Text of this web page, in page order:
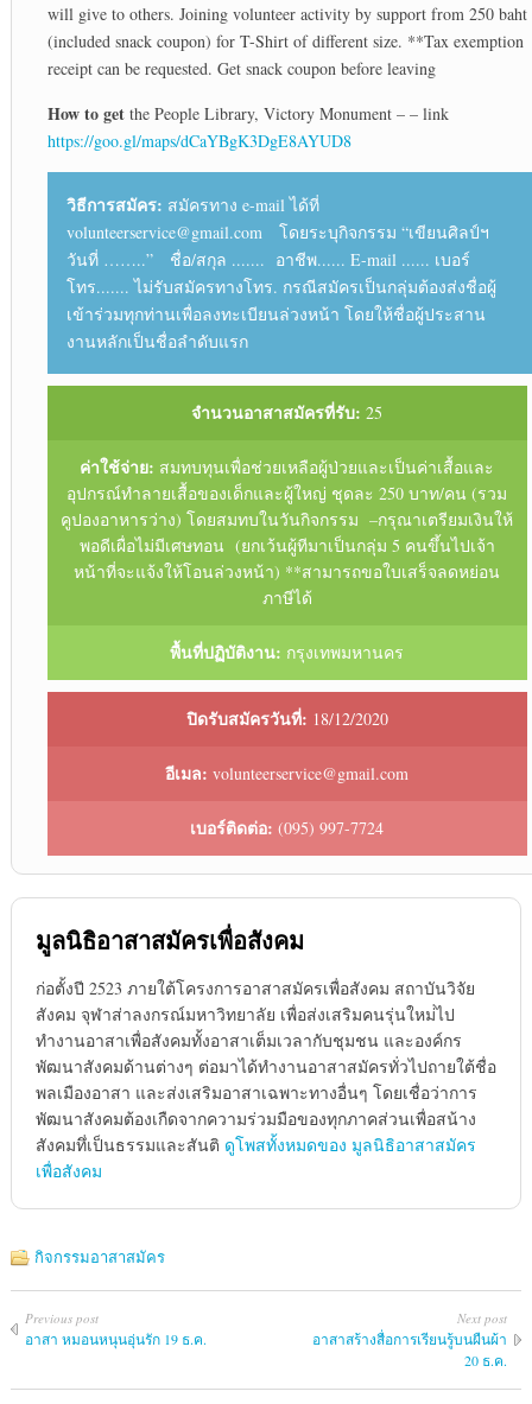
will give to others. Joining volunteer activity by support from 250 baht
(included snack coupon) for T-Shirt of different size. **Tax exemption
receipt can be requested. Get snack coupon before leaving
How to getthe People Library, Victory Monument – – link
https://goo.gl/maps/dCaYBgK3DgE8AYUD8
วิธีการสมัคร: สมัครทาง e-mail ได้ที่
volunteerservice@gmail.com โดยระบุกิจกรรม “เขียนศิลป์ฯ
วันที่ ……..” ชื่อ/สกุล ....... อาชีพ...... E-mail ...... เบอร์
โทร....... ไม่รับสมัครทางโทร. กรณีสมัครเป็นกลุ่มต้องส่งชื่อผู้
เข้าร่วมทุกท่านเพื่อลงทะเบียนล่วงหน้า โดยให้ชื่อผู้ประสาน
งานหลักเป็นชื่อลำดับแรก
จำนวนอาสาสมัครที่รับ: 25
ค่าใช้จ่าย: สมทบทุนเพื่อช่วยเหลือผู้ป่วยและเป็นค่าเสื้อและ
อุปกรณ์ทำลายเสื้อของเด็กและผู้ใหญ่ ชุดละ 250 บาท/คน (รวม
คูปองอาหารว่าง) โดยสมทบในวันกิจกรรม –กรุณาเตรียมเงินให้
พอดีเผื่อไม่มีเศษทอน (ยกเว้นผู้ทีมาเป็นกลุ่ม 5 คนขึ้นไปเจ้า
หน้าที่จะแจ้งให้โอนล่วงหน้า) **สามารถขอใบเสร็จลดหย่อน
ภาษีได้
พื้นที่ปฏิบัติงาน: กรุงเทพมหานคร
ปิดรับสมัครวันที่: 18/12/2020
อีเมล: volunteerservice@gmail.com
เบอร์ติดต่อ: (095) 997-7724
มูลนิธิอาสาสมัครเพื่อสังคม
ก่อตั้งปี 2523 ภายใต้โครงการอาสาสมัครเพื่อสังคม สถาบันวิจัย
สังคม จุฬาส่าลงกรณ์มหาวิทยาลัย เพื่อส่งเสริมคนรุ่นใหม่่ไป
ทำงานอาสาเพื่อสังคมทั้งอาสาเต็มเวลากับชุมชน และองค์กร
พัฒนาสังคมด้านต่างๆ ต่อมาได้ทำงานอาสาสมัครทั่วไปถายใต้ชื่อ
พลเมืองอาสา และส่งเสริมอาสาเฉพาะทางอื่นๆ โดยเชื่อว่าการ
พัฒนาสังคมต้องเกืดจากความร่วมมือของทุกภาคส่วนเพื่อสน้าง
สังคมทึ่เป็นธรรมและสันติ ดูโพสทั้งหมดของ มูลนิธิอาสาสมัคร
เพื่อสังคม
กิจกรรมอาสาสมัคร
Previous post
อาสา หมอนหนุนอุ่นรัก 19 ธ.ค.
Next post
อาสาสร้างสื่อการเรียนรู้บนผืนผ้า
20 ธ.ค.